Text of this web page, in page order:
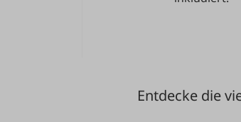
Entdecke die